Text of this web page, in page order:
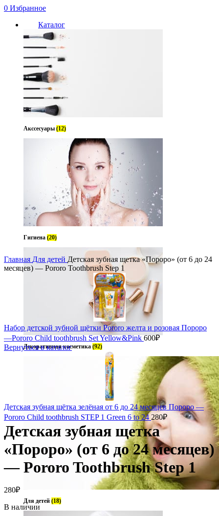
0 Избранное
Каталог
Акссесуары (12)
Гигиена (20)
Декоративная косметика (92)
Для детей (18)
Главная Для детей Детская зубная щетка «Пороро» (от 6 до 24
месяцев) — Pororo Toothbrush Step 1
Набор детской зубной щётки Pororo желта и розовая Пороро
—Pororo Child toothbrush Set Yellow&Pink600₽
Вернуться в каталог
Детская зубная щётка зелёная от 6 до 24 месяцев Пороро —
Pororo Child toothbrush STEP 1 Green 6 to 24 280₽
Детская зубная щетка
«Пороро» (от 6 до 24 месяцев)
— Pororo Toothbrush Step 1
280₽
В наличии